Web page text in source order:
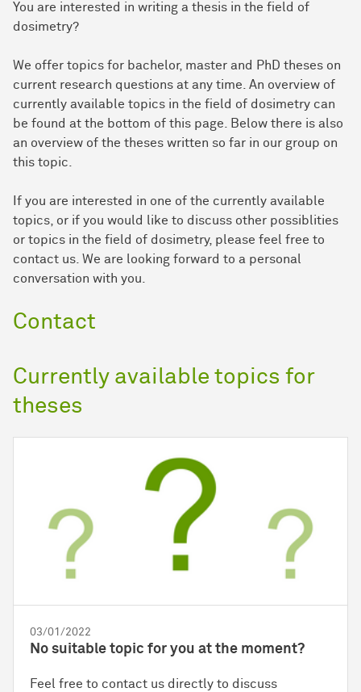
You are interested in writing a thesis in the field of
dosimetry?
We offer topics for bachelor, master and PhD theses on
current re­search questions at any time. An overview of
currently available topics in the field of dosimetry can
be found at the bottom of this page. Below there is also
an overview of the theses written so far in our group on
this topic.
If you are interested in one of the currently available
topics, or if you would like to discuss other possiblities
or topics in the field of dosimetry, please feel free to
contact us. We are looking forward to a personal
conversation with you.
Contact
Currently available topics for
theses
03/01/2022
No suitable topic for you at the moment?
Feel free to contact us directly to discuss